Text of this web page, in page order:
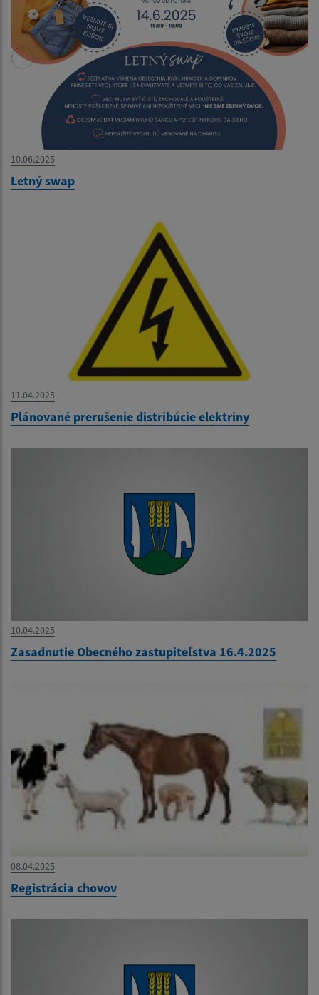
10.06.2025
Letný swap
11.04.2025
Plánované prerušenie distribúcie elektriny
10.04.2025
Zasadnutie Obecného zastupiteľstva 16.4.2025
08.04.2025
Registrácia chovov